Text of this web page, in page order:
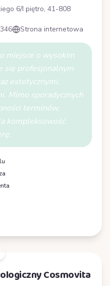
6/I piętro, 41-808
Strona internetowa
miejsce o wysokim
się profesjonalnym
estetycznymi,
Mimo sporadycznych
terminów,
kompleksowość
Cosmovita